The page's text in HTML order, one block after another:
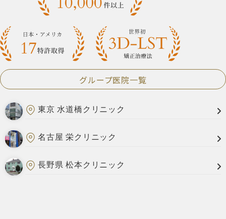
グループ医院一覧
東京 水道橋クリニック
名古屋 栄クリニック
長野県 松本クリニック